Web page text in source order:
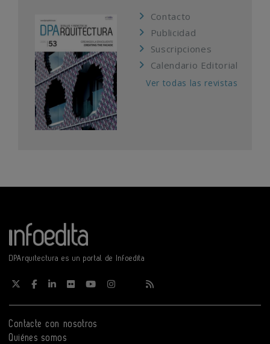
Contacto
Publicidad
Suscripciones
Calendario Editorial
Ver todas las revistas
DPArquitectura es un portal de Infoedita
Contacte con nosotros
Quiénes somos